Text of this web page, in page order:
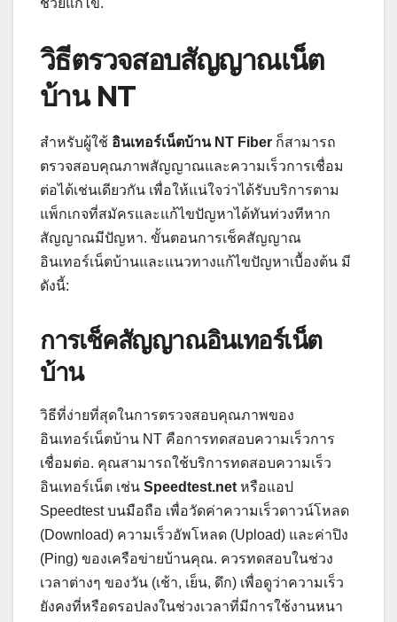
วิธีตรวจสอบสัญญาณเน็ต
บ้าน NT
สำหรับผู้ใช้ อินเทอร์เน็ตบ้าน NT Fiber ก็สามารถ
ตรวจสอบคุณภาพสัญญาณและความเร็วการเชื่อม
ต่อได้เช่นเดียวกัน เพื่อให้แน่ใจว่าได้รับบริการตาม
แพ็กเกจที่สมัครและแก้ไขปัญหาได้ทันท่วงทีหาก
สัญญาณมีปัญหา. ขั้นตอนการเช็คสัญญาณ
อินเทอร์เน็ตบ้านและแนวทางแก้ไขปัญหาเบื้องต้น มี
ดังนี้:
การเช็คสัญญาณอินเทอร์เน็ต
บ้าน
วิธีที่ง่ายที่สุดในการตรวจสอบคุณภาพของ
อินเทอร์เน็ตบ้าน NT คือการทดสอบความเร็วการ
เชื่อมต่อ. คุณสามารถใช้บริการทดสอบความเร็ว
อินเทอร์เน็ต เช่น Speedtest.netหรือแอป
Speedtest บนมือถือ เพื่อวัดค่าความเร็วดาวน์โหลด
(Download) ความเร็วอัพโหลด (Upload) และค่าปิง
(Ping) ของเครือข่ายบ้านคุณ. ควรทดสอบในช่วง
เวลาต่างๆ ของวัน (เช้า, เย็น, ดึก) เพื่อดูว่าความเร็ว
ยังคงที่หรือดรอปลงในช่วงเวลาที่มีการใช้งานหนา